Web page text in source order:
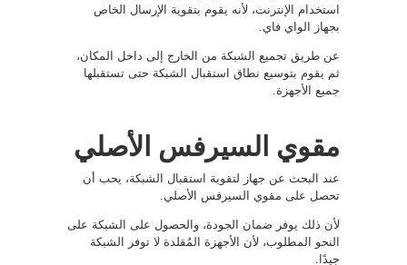
استخدام الإنترنت، لأنه يقوم بتقوية الإرسال الخاص
بجهاز الواي فاي.
عن طريق تجميع الشبكة من الخارج إلى داخل المكان،
ثم يقوم بتوسيع نطاق استقبال الشبكة حتى تستقبلها
جميع الأجهزة.
مقوي السيرفس الأصلي
عند البحث عن جهاز لتقوية استقبال الشبكة، يحب أن
تحصل على مقوي السيرفس الأصلي.
لأن ذلك يوفر ضمان الجودة، والحصول على الشبكة على
النحو المطلوب، لأن الأجهزة المُقلدة لا توفر الشبكة
جيدًا.